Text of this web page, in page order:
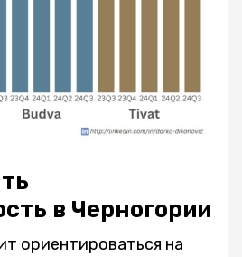
в Черногории
ориентироваться на